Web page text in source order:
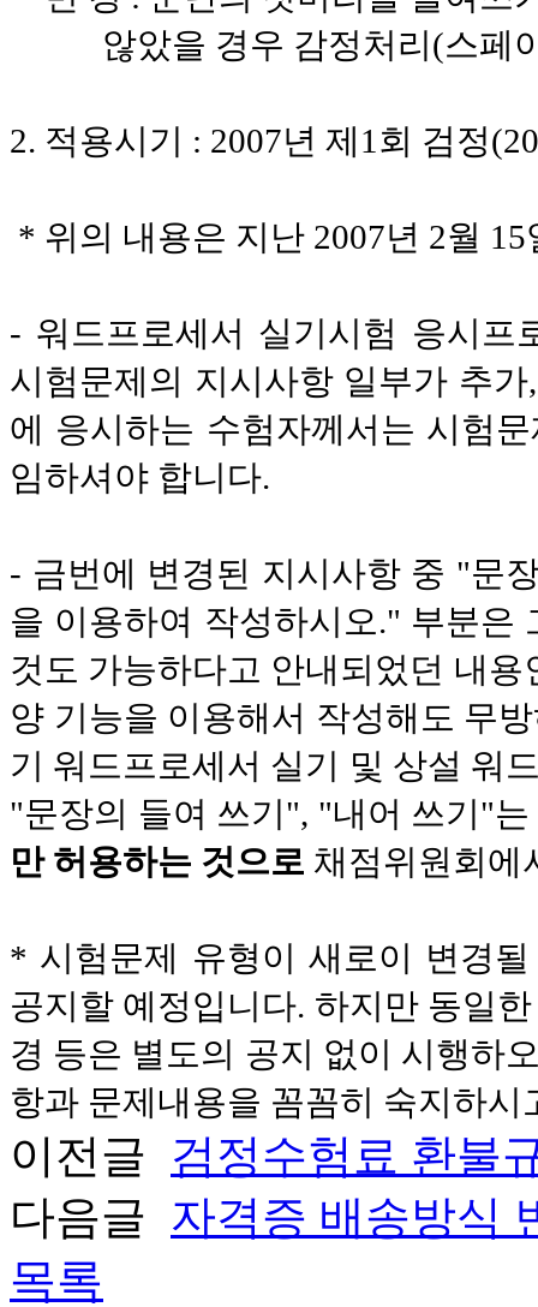
않았을 경우 감정처리(스페이
2. 적용시기 : 2007년 제1회 검정
* 위의 내용은 지난 2007년 2월
- 워드프로세서 실기시험 응시프
시험문제의 지시사항 일부가 추
에 응시하는 수험자께서는 시험
임하셔야 합니다.
- 금번에 변경된 지시사항 중 "문
을 이용하여 작성하시오." 부분은
것도 가능하다고 안내되었던 내
양 기능을 이용해서 작성해도 무
기 워드프로세서 실기 및 상설 워
"문장의 들여 쓰기", "내어 쓰기"는
만 허용하는 것으로 채점위원회에
* 시험문제 유형이 새로이 변경
공지할 예정입니다. 하지만 동일
경 등은 별도의 공지 없이 시행하
항과 문제내용을 꼼꼼히 숙지하
이전글 검정수험료 환불
다음글 자격증 배송방식
목록